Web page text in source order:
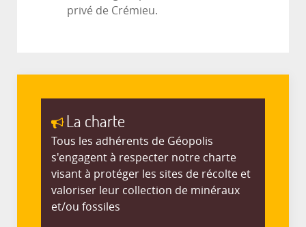
privé de Crémieu.
La charte
Tous les adhérents de Géopolis
s'engagent à respecter notre charte
visant à protéger les sites de récolte et
valoriser leur collection de minéraux
et/ou fossiles